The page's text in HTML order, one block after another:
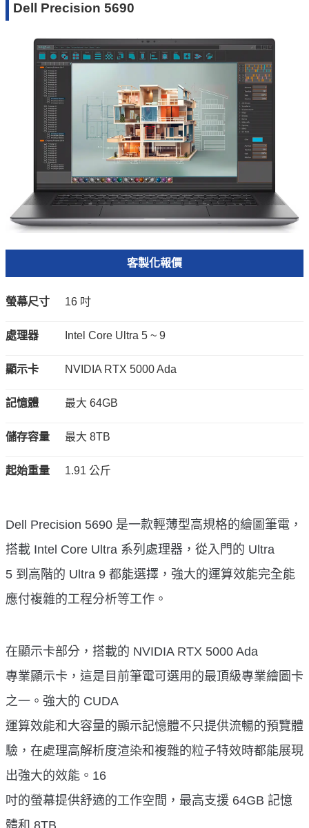
Dell Precision 5690
客製化報價
螢幕尺寸 16 吋
處理器 Intel Core Ultra 5 ~ 9
顯示卡 NVIDIA RTX 5000 Ada
記憶體 最大 64GB
儲存容量 最大 8TB
起始重量 1.91 公斤
Dell Precision 5690 是一款輕薄型高規格的繪圖筆電，
搭載 Intel Core Ultra 系列處理器，從入門的 Ultra
5 到高階的 Ultra 9 都能選擇，強大的運算效能完全能
應付複雜的工程分析等工作。
在顯示卡部分，搭載的 NVIDIA RTX 5000 Ada
專業顯示卡，這是目前筆電可選用的最頂級專業繪圖卡
之一。強大的 CUDA
運算效能和大容量的顯示記憶體不只提供流暢的預覽體
驗，在處理高解析度渲染和複雜的粒子特效時都能展現
出強大的效能。16
吋的螢幕提供舒適的工作空間，最高支援 64GB 記憶
體和 8TB